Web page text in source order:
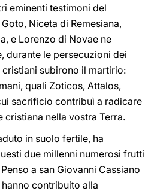
eminenti testimoni del
Niceta di Remesiana,
e Lorenzo di Novae ne
durante le persecuzioni dei
subirono il martirio:
quali Zoticos, Attalos,
sacrificio contribuì a radicare
nella vostra Terra.
in suolo fertile, ha
due millenni numerosi frutti
a san Giovanni Cassiano
contribuito alla